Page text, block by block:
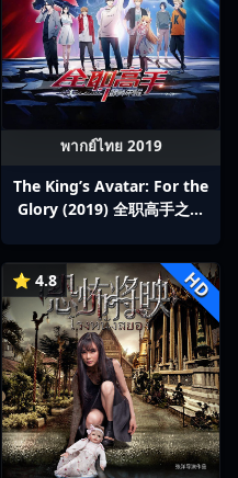
พากย์ไทย 2019
The King’s Avatar: For the
Glory (2019) 全职高手之巅
⭐ 4.8 HD